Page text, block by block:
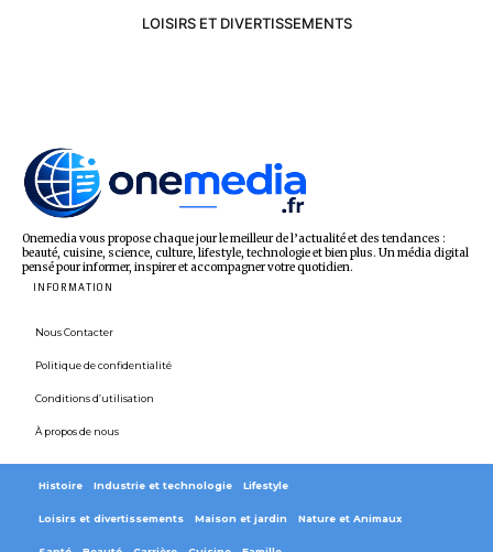
LOISIRS ET DIVERTISSEMENTS
Onemedia vous propose chaque jour le meilleur de l’actualité et des tendances :
beauté, cuisine, science, culture, lifestyle, technologie et bien plus. Un média digital
pensé pour informer, inspirer et accompagner votre quotidien.
INFORMATION
Nous Contacter
Politique de confidentialité
Conditions d’utilisation
À propos de nous
Histoire Industrie et technologie Lifestyle
Loisirs et divertissements Maison et jardin Nature et Animaux